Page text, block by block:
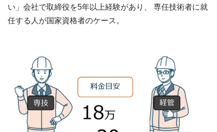
い」会社で取締役を5年以上経験があり、 専任技術者に就
任する人が国家資格者のケース。